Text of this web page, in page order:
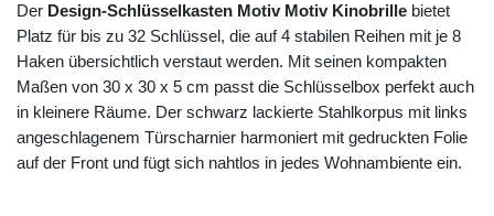
Der Design-Schlüsselkasten Motiv Motiv Kinobrille bietet
Platz für bis zu 32 Schlüssel, die auf 4 stabilen Reihen mit je 8
Haken übersichtlich verstaut werden. Mit seinen kompakten
Maßen von 30 x 30 x 5 cm passt die Schlüsselbox perfekt auch
in kleinere Räume. Der schwarz lackierte Stahlkorpus mit links
angeschlagenem Türscharnier harmoniert mit gedruckten Folie
auf der Front und fügt sich nahtlos in jedes Wohnambiente ein.